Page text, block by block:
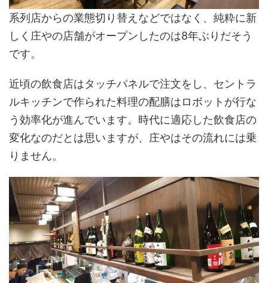
系列店からの業態切り替えなどではなく、純粋に新
しく庄やの店舗がオープンしたのは8年ぶりだそう
です。
近頃の飲食店はタッチパネルで注文をし、セントラ
ルキッチンで作られた料理の配膳はロボットが行な
う効率化が進んでいます。時代に適応した飲食店の
変化なのだとは思いますが、庄やはその流れには乗
りません。